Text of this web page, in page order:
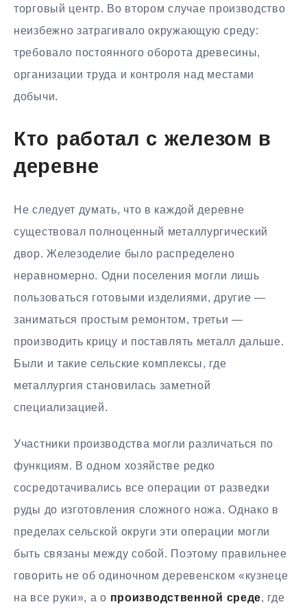
торговый центр. Во втором случае производство
неизбежно затрагивало окружающую среду:
требовало постоянного оборота древесины,
организации труда и контроля над местами
добычи.
Кто работал с железом в
деревне
Не следует думать, что в каждой деревне
существовал полноценный металлургический
двор. Железоделие было распределено
неравномерно. Одни поселения могли лишь
пользоваться готовыми изделиями, другие —
заниматься простым ремонтом, третьи —
производить крицу и поставлять металл дальше.
Были и такие сельские комплексы, где
металлургия становилась заметной
специализацией.
Участники производства могли различаться по
функциям. В одном хозяйстве редко
сосредотачивались все операции от разведки
руды до изготовления сложного ножа. Однако в
пределах сельской округи эти операции могли
быть связаны между собой. Поэтому правильнее
говорить не об одиночном деревенском «кузнеце
на все руки», а о производственной среде, где